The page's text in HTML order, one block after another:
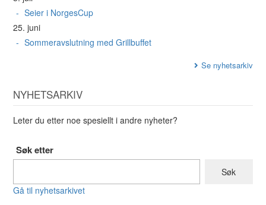
Seier i NorgesCup
25. juni
Sommeravslutning med Grillbuffet
Se nyhetsarkiv
NYHETSARKIV
Leter du etter noe spesiellt i andre nyheter?
Søk etter
Gå til nyhetsarkivet